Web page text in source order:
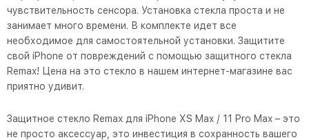
чувствительность сенсора. Установка стекла проста и не
занимает много времени. В комплекте идет все
необходимое для самостоятельной установки. Защитите
свой iPhone от повреждений с помощью защитного стекла
Remax! Цена на это стекло в нашем интернет-магазине вас
приятно удивит.
Защитное стекло Remax для iPhone XS Max / 11 Pro Max – это
не просто аксессуар, это инвестиция в сохранность вашего